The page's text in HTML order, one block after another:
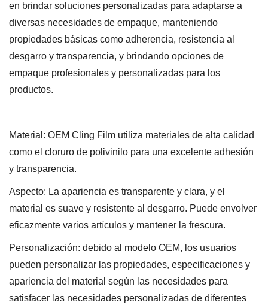
en brindar soluciones personalizadas para adaptarse a
diversas necesidades de empaque, manteniendo
propiedades básicas como adherencia, resistencia al
desgarro y transparencia, y brindando opciones de
empaque profesionales y personalizadas para los
productos.
Material: OEM Cling Film utiliza materiales de alta calidad
como el cloruro de polivinilo para una excelente adhesión
y transparencia.
Aspecto: La apariencia es transparente y clara, y el
material es suave y resistente al desgarro. Puede envolver
eficazmente varios artículos y mantener la frescura.
Personalización: debido al modelo OEM, los usuarios
pueden personalizar las propiedades, especificaciones y
apariencia del material según las necesidades para
satisfacer las necesidades personalizadas de diferentes